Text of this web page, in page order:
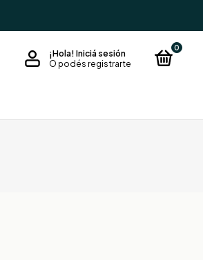
¡Hola! Iniciá sesión
O podés registrarte
0